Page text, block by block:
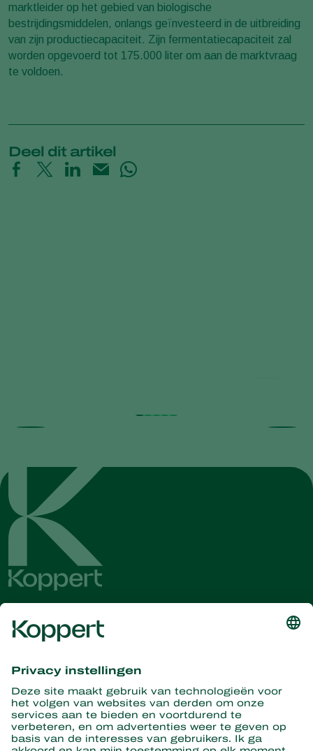
marktleider op het gebied van biologische
bestrijdingsmiddelen, onlangs geïnvesteerd in de uitbreiding
van zijn productiecapaciteit. Zijn fermentatiecapaciteit zal
worden opgevoerd tot 175.000 liter om aan de marktvraag
te voldoen.
Deel dit artikel
Ontvang het laatste nieuws en
informatie
Hier aanmelden
Partners with Nature